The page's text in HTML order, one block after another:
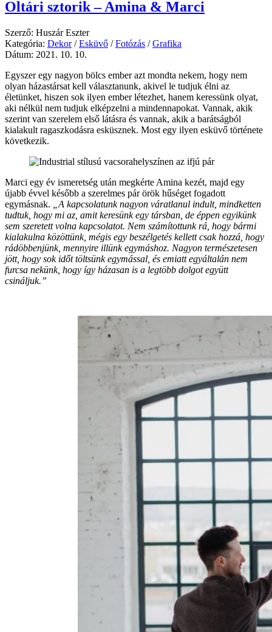
Oltári sztorik – Amina & Marci
Szerző: Huszár Eszter
Kategória: Dekor/Esküvő /Fotózás /Grafika
Dátum: 2021. 10. 10.
Egyszer egy nagyon bölcs ember azt mondta nekem, hogy nem
olyan házastársat kell választanunk, akivel le tudjuk élni az
életünket, hiszen sok ilyen ember létezhet, hanem keressünk olyat,
aki nélkül nem tudjuk elképzelni a mindennapokat. Vannak, akik
szerint van szerelem első látásra és vannak, akik a barátságból
kialakult ragaszkodásra esküsznek. Most egy ilyen esküvő története
következik.
Marci egy év ismeretség után megkérte Amina kezét, majd egy
újabb évvel később a szerelmes pár örök hűséget fogadott
egymásnak.
„A kapcsolatunk nagyon váratlanul indult, mindketten
tudtuk, hogy mi az, amit keresünk egy társban, de éppen egyikünk
sem szeretett volna kapcsolatot. Nem számítottunk rá, hogy bármi
kialakulna közöttünk, mégis egy beszélgetés kellett csak hozzá, hogy
rádöbbenjünk, mennyire illünk egymáshoz. Nagyon természetesen
jött, hogy sok időt töltsünk egymással, és emiatt egyáltalán nem
furcsa nekünk, hogy így házasan is a legtöbb dolgot együtt
csináljuk.”